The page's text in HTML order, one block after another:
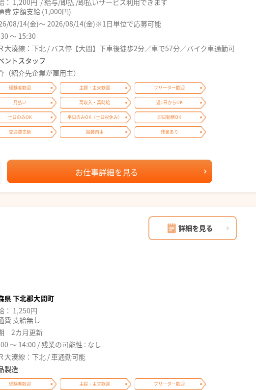
： 1,200円 / 給与/即払 /即払いサービス利用できます
費 定額支給 (1,000円)
08/14(金)～ 2026/08/14(金)※1日単位で応募可能
～ 15:30
大湊線：下北 / バス停【大間】下車後徒歩2分／車で57分／バイク車通勤可
ントスタッフ
（紹介先企業が雇用主）
経験者歓迎 主婦・主夫歓迎 フリーター歓迎
月払い 高収入・高時給 週1日からOK
土日のみOK 平日のみOK（土日祝休み） 即日勤務OK
交通費支給 服装自由 残業あり
お仕事詳細を見る
詳細を見る
県 下北郡大間町
： 1,250円
費 支給無し
2カ月更新
～ 14:00 / 残業の可能性 : なし
大湊線：下北 / 車通勤可能
製造
経験者歓迎 主婦・主夫歓迎 フリーター歓迎